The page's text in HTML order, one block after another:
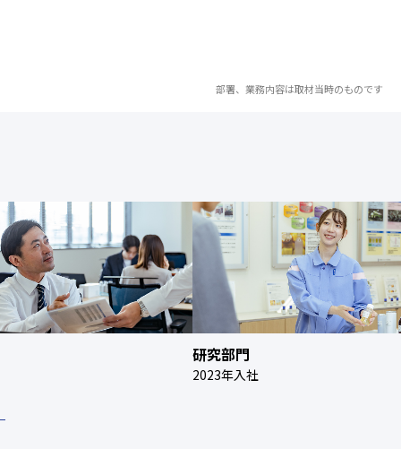
部署、業務内容は取材当時のものです
研究部門
2019年入社